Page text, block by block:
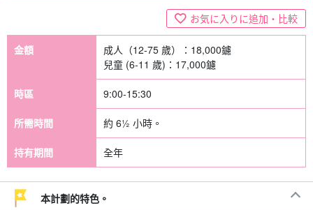
お気に入りに追加・比較
金額 成人（12-75 歲）： 18,000鑢
兒童 (6-11 歲)： 17,000鑢
時區 9:00-15:30
所需時間 約 6½ 小時。
持有期間 全年
本計劃的特色。